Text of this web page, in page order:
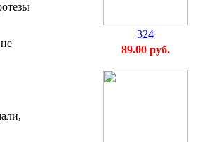
324
89.00 руб.